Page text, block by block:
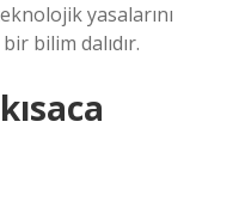
yasalarını
bilim dalıdır.